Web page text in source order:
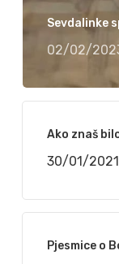
Sevdalinke
02/02/
Ako znaš
30/01/2021
Pjesmice o